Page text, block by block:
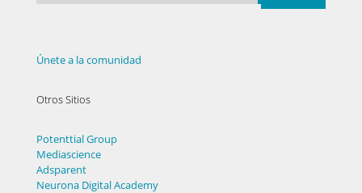
Únete a la comunidad
Otros Sitios
Potenttial Group
Mediascience
Adsparent
Neurona Digital Academy